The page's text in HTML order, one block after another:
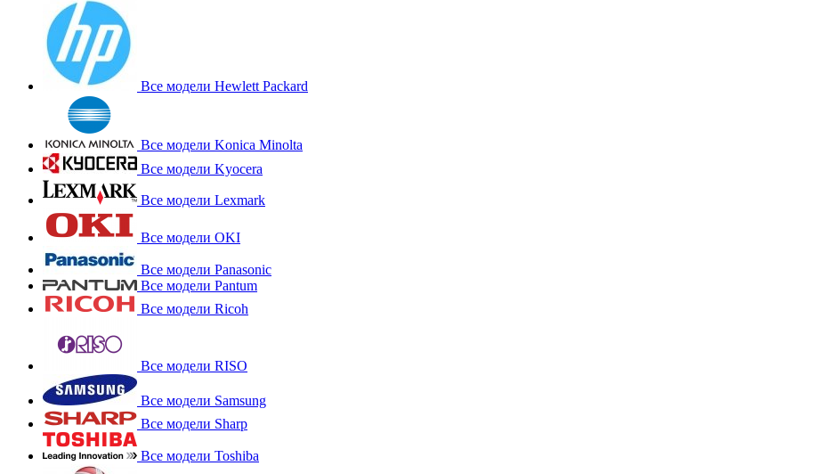
Все модели Hewlett Packard
Все модели Konica Minolta
Все модели Kyocera
Все модели Lexmark
Все модели OKI
Все модели Panasonic
Все модели Pantum
Все модели Ricoh
Все модели RISO
Все модели Samsung
Все модели Sharp
Все модели Toshiba